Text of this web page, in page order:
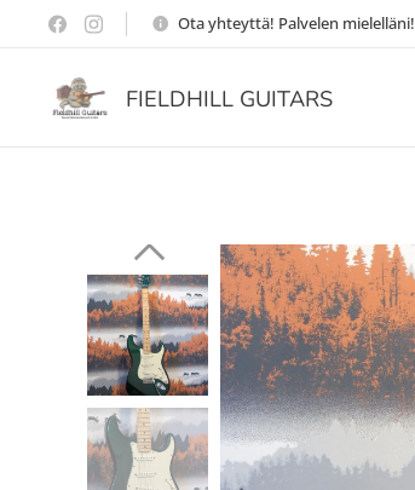
Ota yhteyttä! Palvelen mielelläni!
FIELDHILL GUITARS